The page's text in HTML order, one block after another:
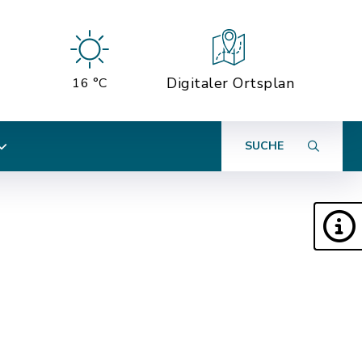
16 °C Digitaler Ortsplan
SUCHE